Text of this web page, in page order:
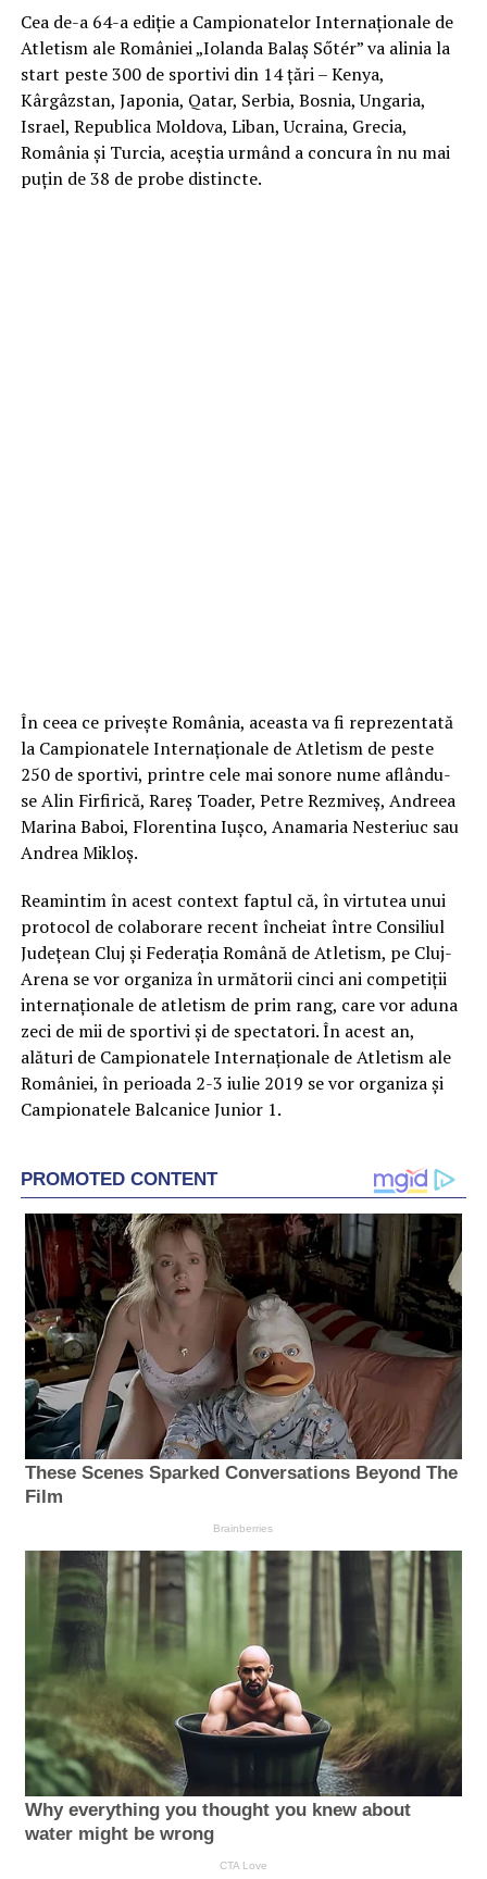
Cea de-a 64-a ediţie a Campionatelor Internaționale de
Atletism ale României „Iolanda Balaș Sőtér” va alinia la
start peste 300 de sportivi din 14 țări – Kenya,
Kârgâzstan, Japonia, Qatar, Serbia, Bosnia, Ungaria,
Israel, Republica Moldova, Liban, Ucraina, Grecia,
România și Turcia, aceștia urmând a concura în nu mai
puțin de 38 de probe distincte.
În ceea ce privește România, aceasta va fi reprezentată
la Campionatele Internaționale de Atletism de peste
250 de sportivi, printre cele mai sonore nume aflându-
se Alin Firfirică, Rareș Toader, Petre Rezmiveș, Andreea
Marina Baboi, Florentina Iușco, Anamaria Nesteriuc sau
Andrea Mikloș.
Reamintim în acest context faptul că, în virtutea unui
protocol de colaborare recent încheiat între Consiliul
Județean Cluj și Federația Română de Atletism, pe Cluj-
Arena se vor organiza în următorii cinci ani competiții
internaționale de atletism de prim rang, care vor aduna
zeci de mii de sportivi și de spectatori. În acest an,
alături de Campionatele Internaționale de Atletism ale
României, în perioada 2-3 iulie 2019 se vor organiza și
Campionatele Balcanice Junior 1.